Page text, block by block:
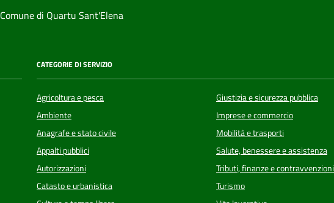
Comune di Quartu Sant'Elena
CATEGORIE DI SERVIZIO
Agricoltura e pesca
Ambiente
Anagrafe e stato civile
Appalti pubblici
Autorizzazioni
Catasto e urbanistica
Giustizia e sicurezza pubblica
Imprese e commercio
Mobilità e trasporti
Salute, benessere e assistenza
Tributi, finanze e contravvenzioni
Turismo